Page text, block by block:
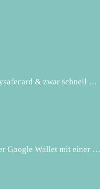
& zwar schnell …
Google Wallet mit einer …